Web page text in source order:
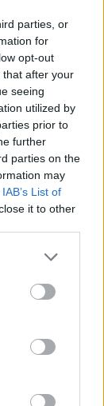
parties, or
for
opt-out
that after your
seeing
utilized by
prior to
further
parties on the
may
IAB’s List of
it to other
Tomaten und
zu dem
einer
auch